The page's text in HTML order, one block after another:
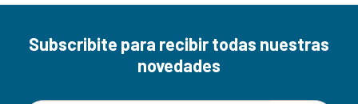
Subscribite para recibir todas nuestras
novedades